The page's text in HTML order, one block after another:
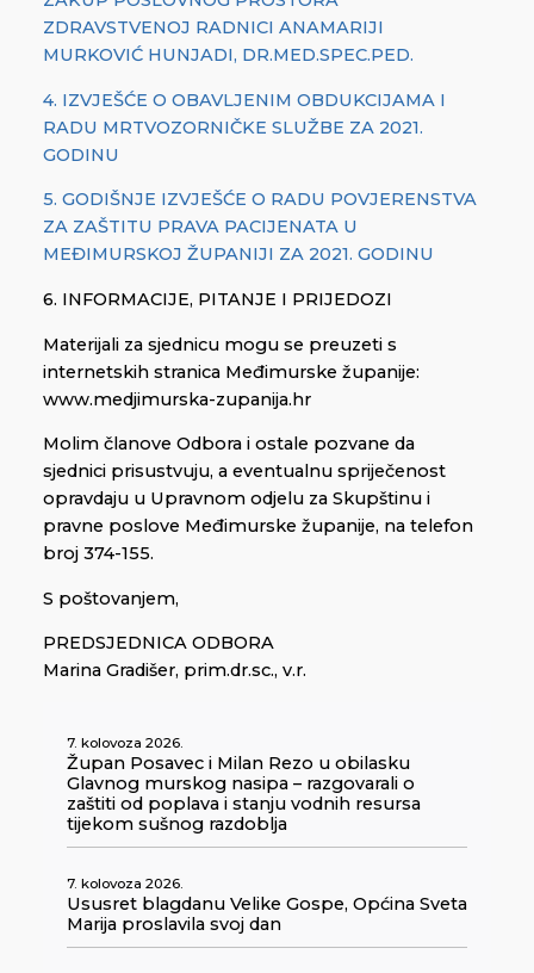
ZDRAVSTVENOJ RADNICI ANAMARIJI
MURKOVIĆ HUNJADI, DR.MED.SPEC.PED.
4. IZVJEŠĆE O OBAVLJENIM OBDUKCIJAMA I
RADU MRTVOZORNIČKE SLUŽBE ZA 2021.
GODINU
5. GODIŠNJE IZVJEŠĆE O RADU POVJERENSTVA
ZA ZAŠTITU PRAVA PACIJENATA U
MEĐIMURSKOJ ŽUPANIJI ZA 2021. GODINU
6. INFORMACIJE, PITANJE I PRIJEDOZI
Materijali za sjednicu mogu se preuzeti s
internetskih stranica Međimurske županije:
www.medjimurska-zupanija.hr
Molim članove Odbora i ostale pozvane da
sjednici prisustvuju, a eventualnu spriječenost
opravdaju u Upravnom odjelu za Skupštinu i
pravne poslove Međimurske županije, na telefon
broj 374-155.
S poštovanjem,
PREDSJEDNICA ODBORA
Marina Gradišer, prim.dr.sc., v.r.
7. kolovoza 2026.
Župan Posavec i Milan Rezo u obilasku
Glavnog murskog nasipa – razgovarali o
zaštiti od poplava i stanju vodnih resursa
tijekom sušnog razdoblja
7. kolovoza 2026.
Ususret blagdanu Velike Gospe, Općina Sveta
Marija proslavila svoj dan